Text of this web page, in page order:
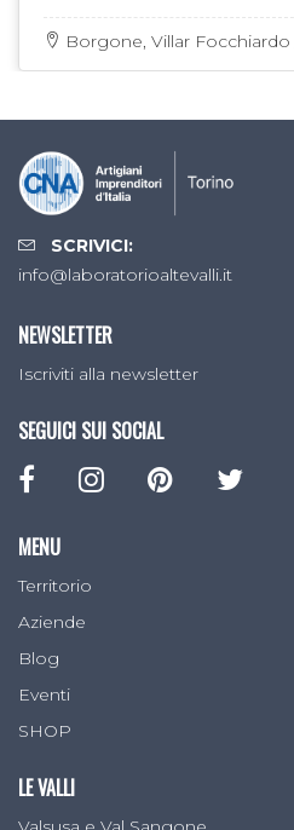
SCRIVICI:
info@laboratorioaltevalli.it
NEWSLETTER
Iscriviti alla newsletter
SEGUICI SUI SOCIAL
MENU
Territorio
Aziende
Blog
Eventi
SHOP
LE VALLI